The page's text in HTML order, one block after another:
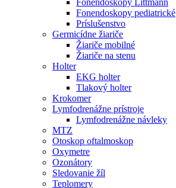
Fonendoskopy Littmann
Fonendoskopy pediatrické
Príslušenstvo
Germicídne žiariče
Žiariče mobilné
Žiariče na stenu
Holter
EKG holter
Tlakový holter
Krokomer
Lymfodrenážne prístroje
Lymfodrenážne návleky
MTZ
Otoskop oftalmoskop
Oxymetre
Ozonátory
Sledovanie žíl
Teplomery